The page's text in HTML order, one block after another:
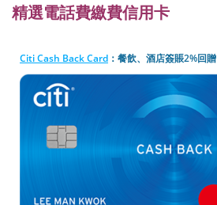
精選電話費繳費信用卡
Citi Cash Back Card ：餐飲、酒店簽賬2%回贈